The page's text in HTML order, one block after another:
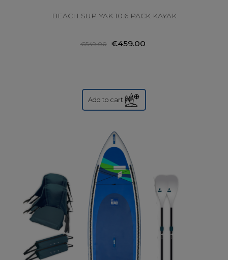
BEACH SUP YAK 10.6 PACK KAYAK
€549.00 €459.00
Add to cart